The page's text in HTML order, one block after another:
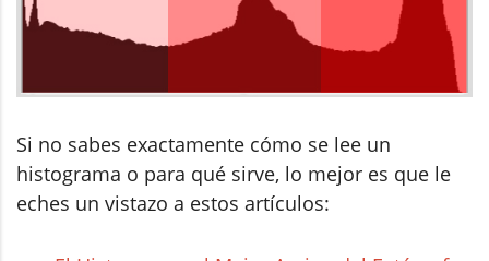
Si no sabes exactamente cómo se lee un
histograma o para qué sirve, lo mejor es que le
eches un vistazo a estos artículos: